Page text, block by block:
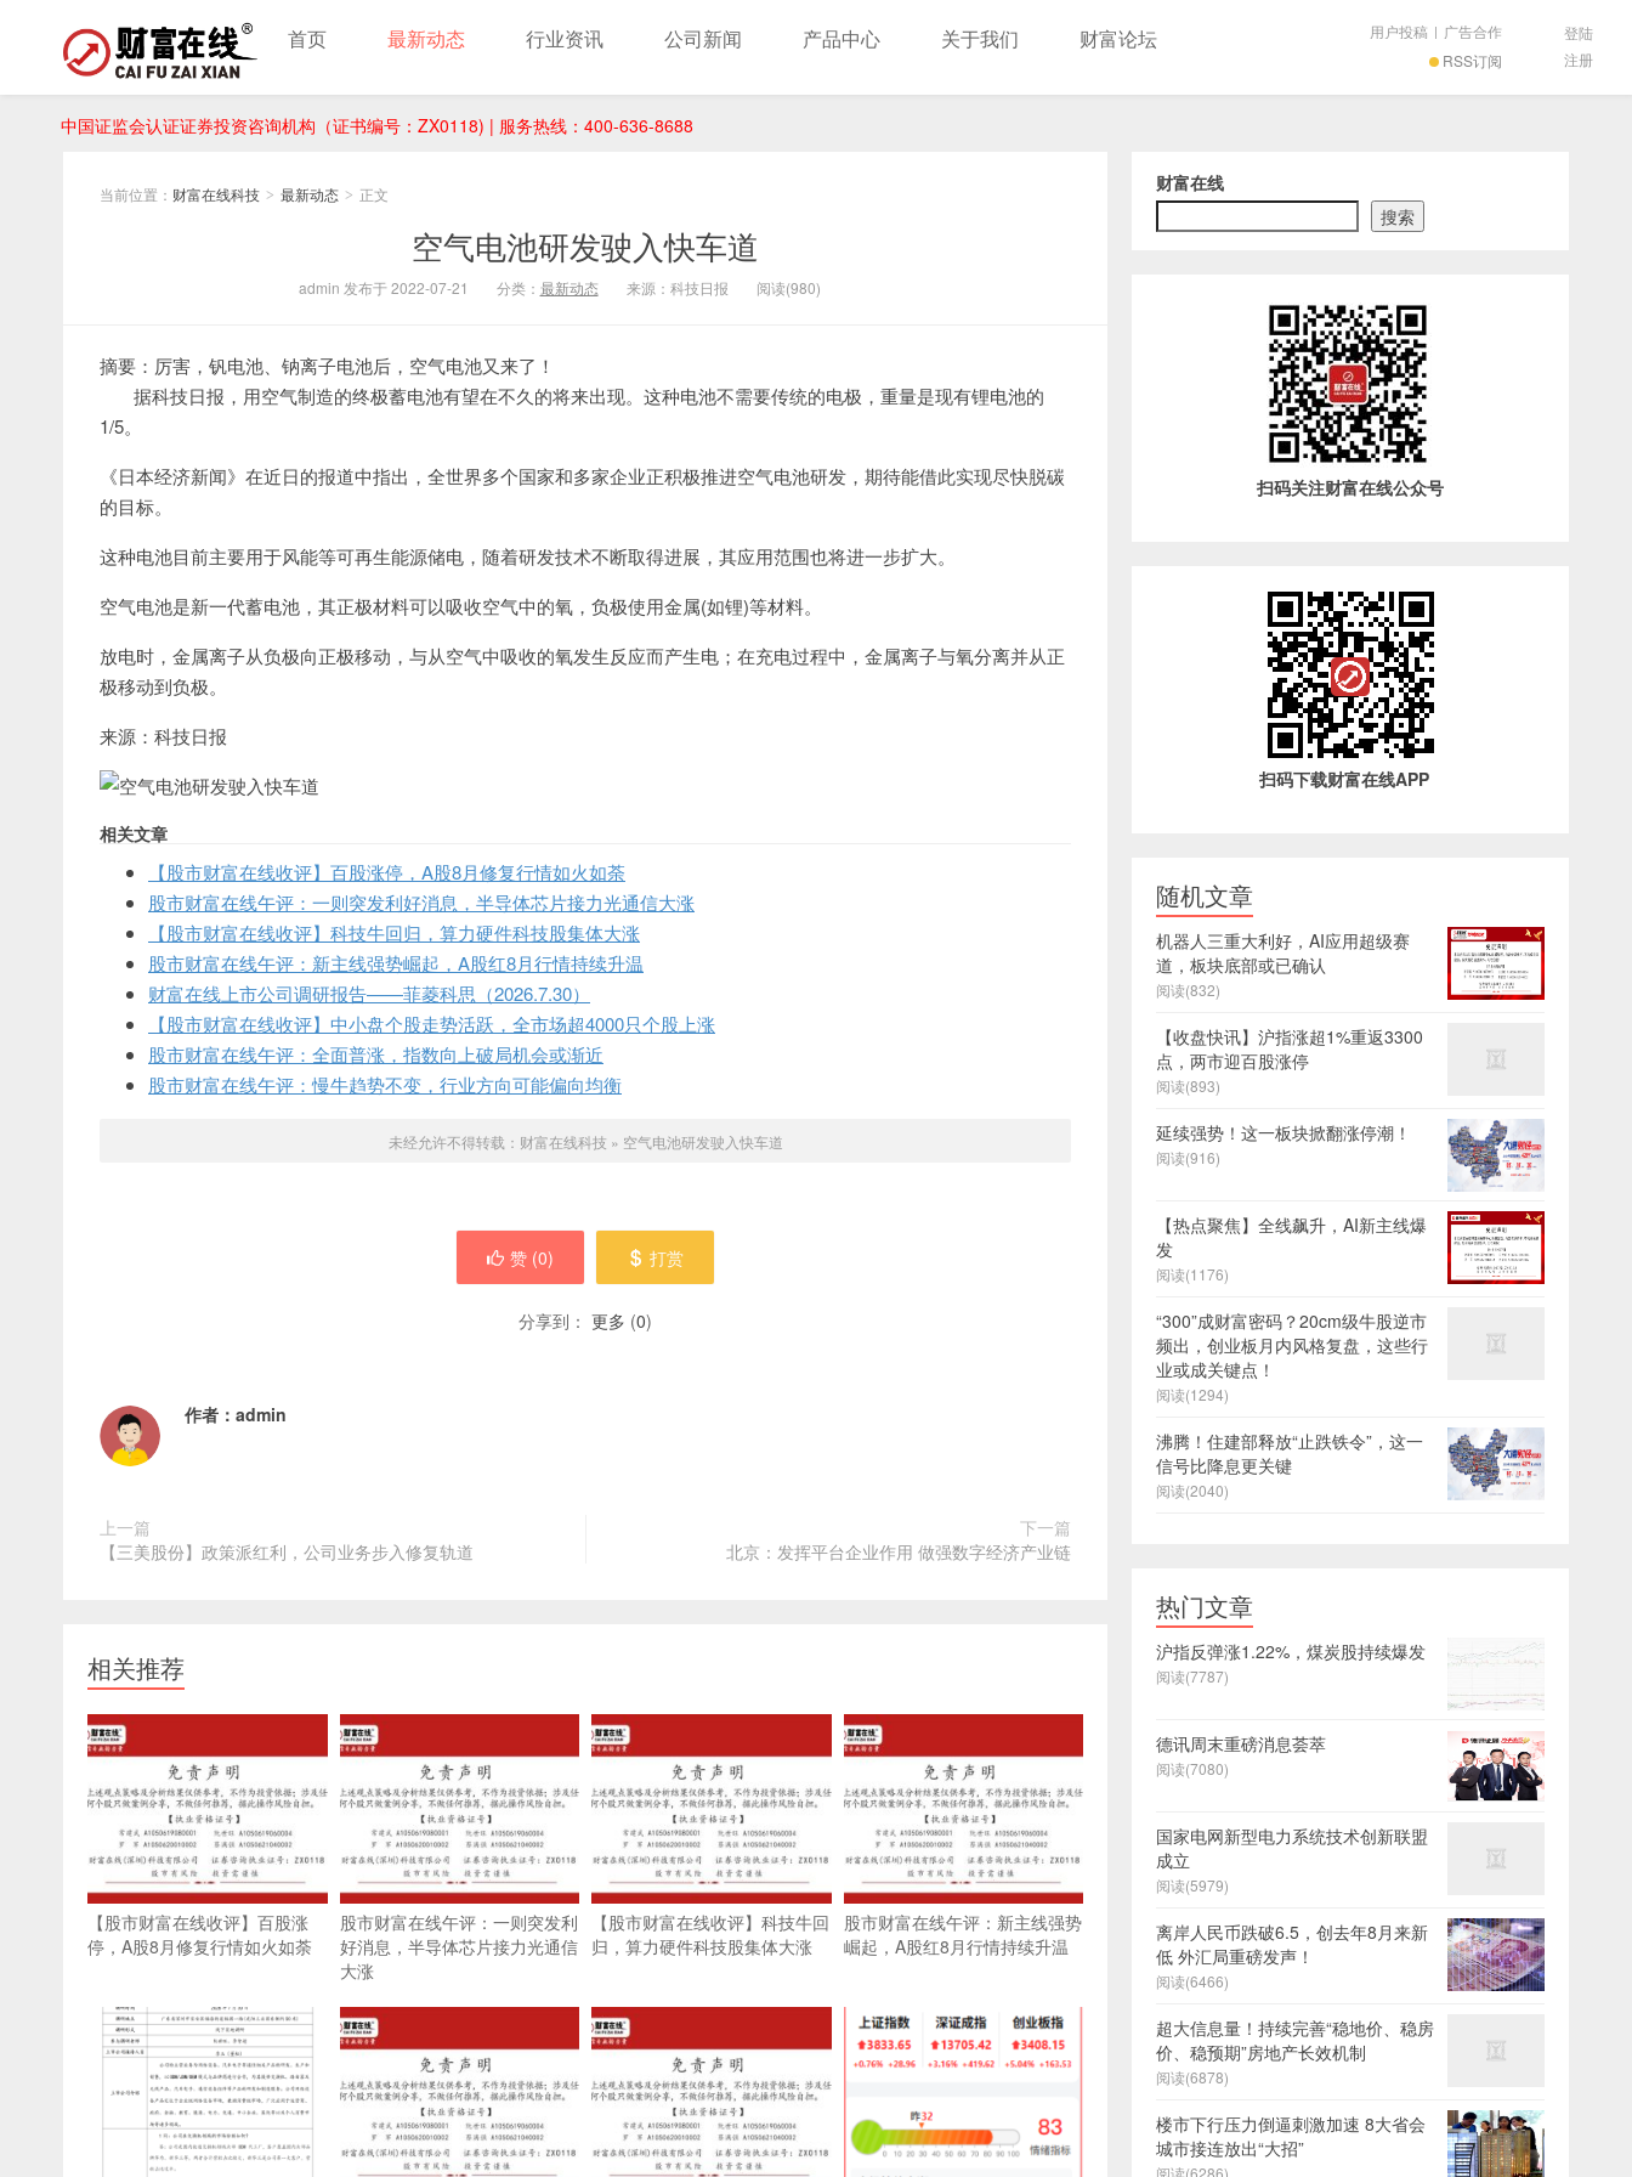
中国证监会认证证券投资咨询机构（证书编号：ZX0118) | 服务热线：400-636-8688
首页 最新动态 行业资讯 公司新闻 产品中心 关于我们 财富论坛
RSS订阅
用户投稿 | 广告合作
登陆
注册
当前位置： 财富在线科技 > 最新动态 > 正文
空气电池研发驶入快车道
admin 发布于 2022-07-21 分类： 最新动态 来源：科技日报 阅读(980)
摘要：厉害，钒电池、钠离子电池后，空气电池又来了！
据科技日报，用空气制造的终极蓄电池有望在不久的将来出现。这种电池不需要传统的电极，重量是现有锂电池的
1/5。
《日本经济新闻》在近日的报道中指出，全世界多个国家和多家企业正积极推进空气电池研发，期待能借此实现尽快脱碳
的目标。
这种电池目前主要用于风能等可再生能源储电，随着研发技术不断取得进展，其应用范围也将进一步扩大。
空气电池是新一代蓄电池，其正极材料可以吸收空气中的氧，负极使用金属(如锂)等材料。
放电时，金属离子从负极向正极移动，与从空气中吸收的氧发生反应而产生电；在充电过程中，金属离子与氧分离并从正
极移动到负极。
来源：科技日报
相关文章
【股市财富在线收评】百股涨停，A股8月修复行情如火如荼
股市财富在线午评：一则突发利好消息，半导体芯片接力光通信大涨
【股市财富在线收评】科技牛回归，算力硬件科技股集体大涨
股市财富在线午评：新主线强势崛起，A股红8月行情持续升温
财富在线上市公司调研报告——菲菱科思（2026.7.30）
【股市财富在线收评】中小盘个股走势活跃，全市场超4000只个股上涨
股市财富在线午评：全面普涨，指数向上破局机会或渐近
股市财富在线午评：慢牛趋势不变，行业方向可能偏向均衡
未经允许不得转载： 财富在线科技 » 空气电池研发驶入快车道
赞 (0) 打赏
分享到： 更多 (0)
作者： admin
上一篇
【三美股份】政策派红利，公司业务步入修复轨道
下一篇
北京：发挥平台企业作用 做强数字经济产业链
相关推荐
【股市财富在线收评】百股涨
停，A股8月修复行情如火如荼
股市财富在线午评：一则突发利
好消息，半导体芯片接力光通信
大涨
【股市财富在线收评】科技牛回
归，算力硬件科技股集体大涨
股市财富在线午评：新主线强势
崛起，A股红8月行情持续升温
财富在线
搜索
扫码关注财富在线公众号
扫码下载财富在线APP
随机文章
机器人三重大利好，AI应用超级赛
道，板块底部或已确认
阅读(832)
【收盘快讯】沪指涨超1%重返3300
点，两市迎百股涨停
阅读(893)
延续强势！这一板块掀翻涨停潮！
阅读(916)
【热点聚焦】全线飙升，AI新主线爆
发
阅读(1176)
“300”成财富密码？20cm级牛股逆市
频出，创业板月内风格复盘，这些行
业或成关键点！
阅读(1294)
沸腾！住建部释放“止跌铁令”，这一
信号比降息更关键
阅读(2040)
热门文章
沪指反弹涨1.22%，煤炭股持续爆发
阅读(7787)
德讯周末重磅消息荟萃
阅读(7080)
国家电网新型电力系统技术创新联盟
成立
阅读(5979)
离岸人民币跌破6.5，创去年8月来新
低 外汇局重磅发声！
阅读(6466)
超大信息量！持续完善“稳地价、稳房
价、稳预期”房地产长效机制
阅读(6878)
楼市下行压力倒逼刺激加速 8大省会
城市接连放出“大招”
阅读(6286)